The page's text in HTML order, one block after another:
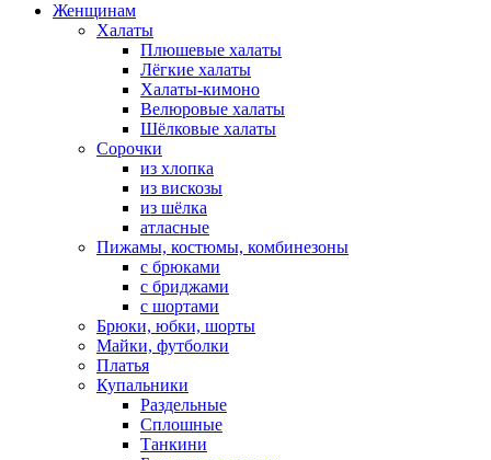
Женщинам
Халаты
Плюшевые халаты
Лёгкие халаты
Халаты-кимоно
Велюровые халаты
Шёлковые халаты
Сорочки
из хлопка
из вискозы
из шёлка
атласные
Пижамы, костюмы, комбинезоны
с брюками
с бриджами
с шортами
Брюки, юбки, шорты
Майки, футболки
Платья
Купальники
Раздельные
Сплошные
Танкини